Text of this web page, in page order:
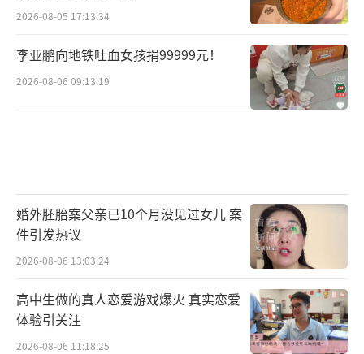
2026-08-05 17:13:34
李亚鹏向地铁吐血女孩捐99999元！
2026-08-06 09:13:19
婚外胚胎案父亲已10个月没见过女儿 案
件引发热议
2026-08-06 13:03:24
高中生做的真人恋爱游戏爆火 真实恋爱
体验引关注
2026-08-06 11:18:25